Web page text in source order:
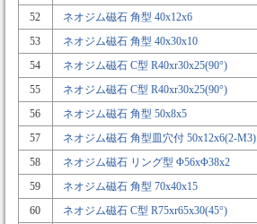
52
ネオジム磁石 角型 40x12x6
53
ネオジム磁石 角型 40x30x10
54
ネオジム磁石 C型 R40xr30x25(90°)
55
ネオジム磁石 C型 R40xr30x25(90°)
56
ネオジム磁石 角型 50x8x5
57
ネオジム磁石 角型皿穴付 50x12x6(2-M3)
58
ネオジム磁石 リング型 Φ56xΦ38x2
59
ネオジム磁石 角型 70x40x15
60
ネオジム磁石 C型 R75xr65x30(45°)